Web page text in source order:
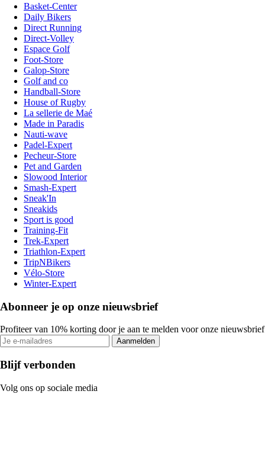
Basket-Center
Daily Bikers
Direct Running
Direct-Volley
Espace Golf
Foot-Store
Galop-Store
Golf and co
Handball-Store
House of Rugby
La sellerie de Maé
Made in Paradis
Nauti-wave
Padel-Expert
Pecheur-Store
Pet and Garden
Slowood Interior
Smash-Expert
Sneak'In
Sneakids
Sport is good
Training-Fit
Trek-Expert
Triathlon-Expert
TripNBikers
Vélo-Store
Winter-Expert
Abonneer je op onze nieuwsbrief
Profiteer van 10% korting door je aan te melden voor onze nieuwsbrief
Aanmelden
Blijf verbonden
Volg ons op sociale media